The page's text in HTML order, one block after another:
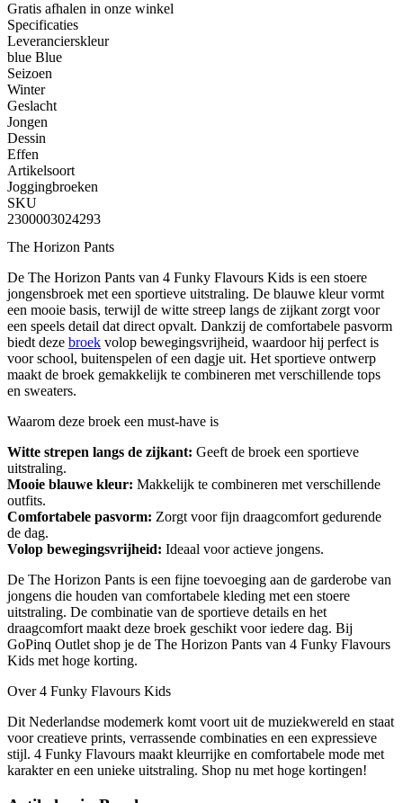
Gratis afhalen in onze winkel
Specificaties
Leverancierskleur
blue Blue
Seizoen
Winter
Geslacht
Jongen
Dessin
Effen
Artikelsoort
Joggingbroeken
SKU
2300003024293
The Horizon Pants
De The Horizon Pants van 4 Funky Flavours Kids is een stoere
jongensbroek met een sportieve uitstraling. De blauwe kleur vormt
een mooie basis, terwijl de witte streep langs de zijkant zorgt voor
een speels detail dat direct opvalt. Dankzij de comfortabele pasvorm
biedt deze broek volop bewegingsvrijheid, waardoor hij perfect is
voor school, buitenspelen of een dagje uit. Het sportieve ontwerp
maakt de broek gemakkelijk te combineren met verschillende tops
en sweaters.
Waarom deze broek een must-have is
Witte strepen langs de zijkant: Geeft de broek een sportieve
uitstraling.
Mooie blauwe kleur: Makkelijk te combineren met verschillende
outfits.
Comfortabele pasvorm: Zorgt voor fijn draagcomfort gedurende
de dag.
Volop bewegingsvrijheid: Ideaal voor actieve jongens.
De The Horizon Pants is een fijne toevoeging aan de garderobe van
jongens die houden van comfortabele kleding met een stoere
uitstraling. De combinatie van de sportieve details en het
draagcomfort maakt deze broek geschikt voor iedere dag. Bij
GoPinq Outlet shop je de The Horizon Pants van 4 Funky Flavours
Kids met hoge korting.
Over 4 Funky Flavours Kids
Dit Nederlandse modemerk komt voort uit de muziekwereld en staat
voor creatieve prints, verrassende combinaties en een expressieve
stijl. 4 Funky Flavours maakt kleurrijke en comfortabele mode met
karakter en een unieke uitstraling. Shop nu met hoge kortingen!